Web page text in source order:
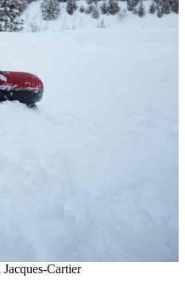
Cartier